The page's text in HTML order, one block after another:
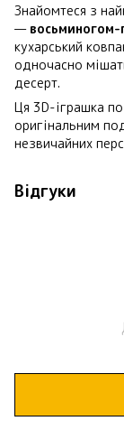
Знайомтеся з
— восьминогом-
кухарський
одночасно
десерт.
Ця 3D-іграшка
оригінальним
незвичайних
Відгуки